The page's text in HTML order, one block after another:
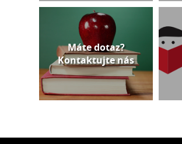
Máte dotaz?
Kontaktujte nás